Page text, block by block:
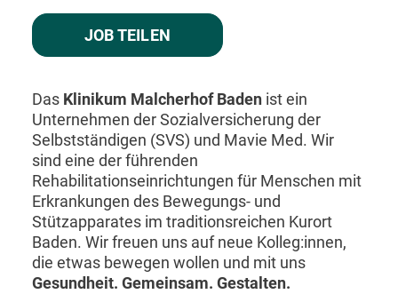
Allgemeinmedizin
Für Unternehmen
Kandidaten finden
Inserat buchen
medjobs.at 2026 ImpressumAGB Datenschutz
Cookie-Einstellungen